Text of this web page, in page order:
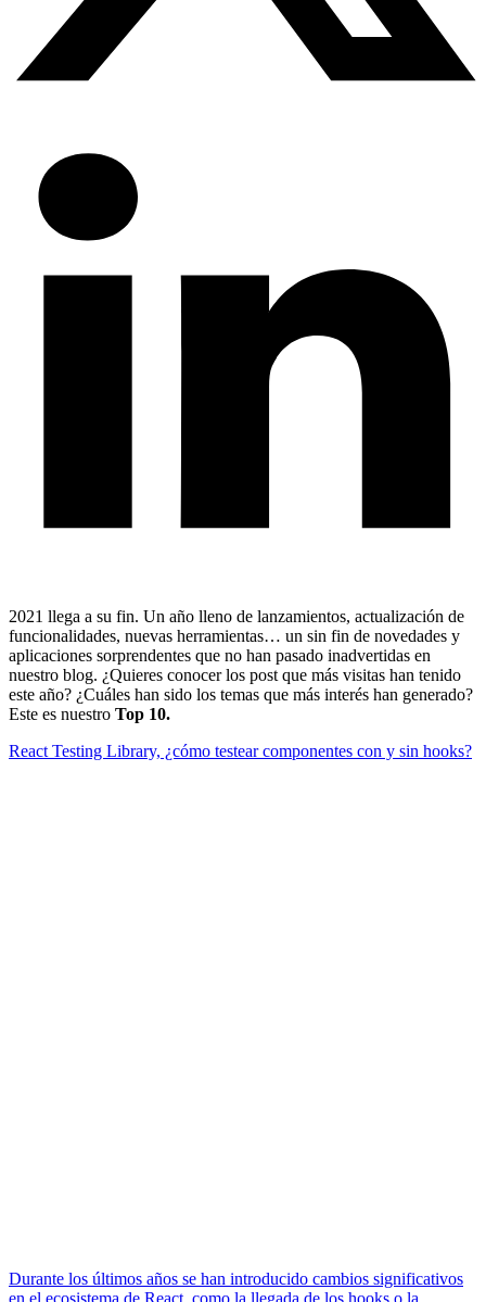
2021 llega a su fin. Un año lleno de lanzamientos, actualización de
funcionalidades, nuevas herramientas… un sin fin de novedades y
aplicaciones sorprendentes que no han pasado inadvertidas en
nuestro blog. ¿Quieres conocer los post que más visitas han tenido
este año? ¿Cuáles han sido los temas que más interés han generado?
Este es nuestro Top 10.
React Testing Library, ¿cómo testear componentes con y sin hooks?
Durante los últimos años se han introducido cambios significativos
en el ecosistema de React, como la llegada de los hooks o la